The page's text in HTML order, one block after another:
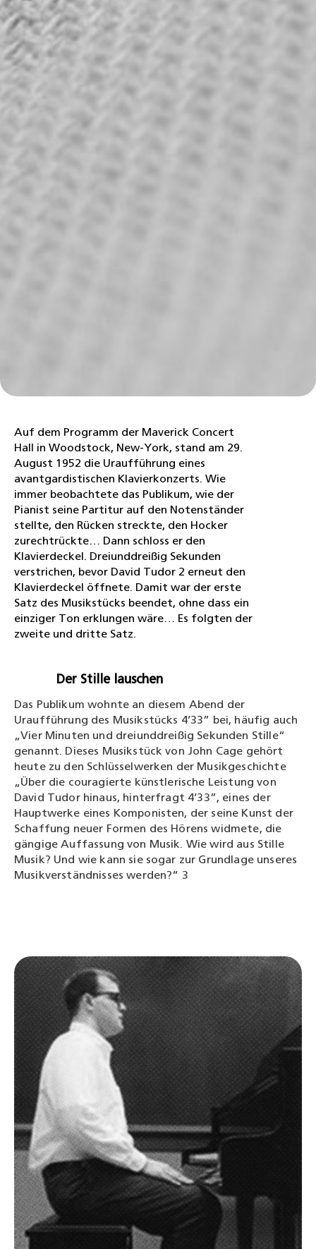
Auf dem Programm der Maverick Concert
Hall in Woodstock, New-York, stand am 29.
August 1952 die Uraufführung eines
avantgardistischen Klavierkonzerts. Wie
immer beobachtete das Publikum, wie der
Pianist seine Partitur auf den Notenständer
stellte, den Rücken streckte, den Hocker
zurechtrückte… Dann schloss er den
Klavierdeckel. Dreiunddreißig Sekunden
verstrichen, bevor David Tudor 2 erneut den
Klavierdeckel öffnete. Damit war der erste
Satz des Musikstücks beendet, ohne dass ein
einziger Ton erklungen wäre… Es folgten der
zweite und dritte Satz.
Der Stille lauschen
Das Publikum wohnte an diesem Abend der
Uraufführung des Musikstücks 4’33” bei, häufig auch
„Vier Minuten und dreiunddreißig Sekunden Stille“
genannt. Dieses Musikstück von John Cage gehört
heute zu den Schlüsselwerken der Musikgeschichte
„Über die couragierte künstlerische Leistung von
David Tudor hinaus, hinterfragt 4’33”, eines der
Hauptwerke eines Komponisten, der seine Kunst der
Schaffung neuer Formen des Hörens widmete, die
gängige Auffassung von Musik. Wie wird aus Stille
Musik? Und wie kann sie sogar zur Grundlage unseres
Musikverständnisses werden?“ 3